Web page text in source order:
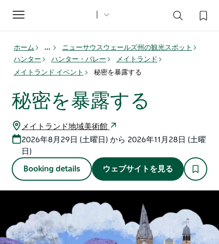
Toggle
navigation
ホーム ...
ニューサウスウェールズ州の観光スポット
ハンター
ハンター・バレー
メイトランド
メイトランド イベント
秘密を暴露する
秘密を暴露する
メイトランド地域美術館
2026年8月29日 (土曜日) から 2026年11月28日 (土曜
日)
Booking details ウェブサイトを見る